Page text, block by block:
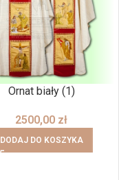
Ornat biały (1)
2500,00 zł
DODAJ DO KOSZYKA